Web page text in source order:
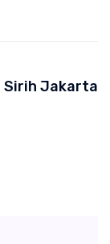
Sirih Jakarta